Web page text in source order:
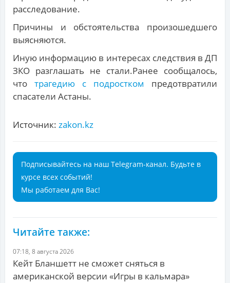
расследование.
Причины и обстоятельства произошедшего
выясняются.
Иную информацию в интересах следствия в ДП
ЗКО разглашать не стали.Ранее сообщалось,
что трагедию с подростком предотвратили
спасатели Астаны.
Источник: zakon.kz
Подписывайтесь на наш Telegram-канал. Будьте в
курсе всех событий!
Мы работаем для Вас!
Читайте также:
07:18, 8 августа 2026
Кейт Бланшетт не сможет сняться в
американской версии «Игры в кальмара»